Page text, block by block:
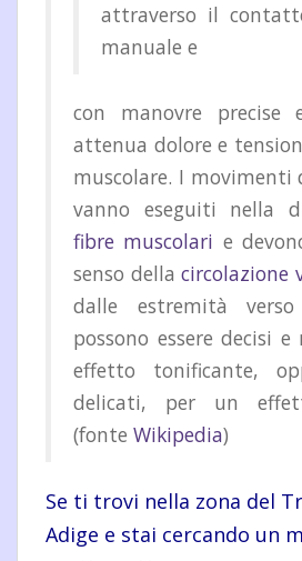
attraverso il
manuale e
con manovre precise
attenua dolore e
muscolare. I movimenti
vanno eseguiti nella
fibre muscolari e
senso della circolazione
dalle estremità
possono essere decisi
effetto tonificante,
delicati, per un
(fonte Wikipedia)
Se ti trovi nella zona del
Adige e stai cercando un